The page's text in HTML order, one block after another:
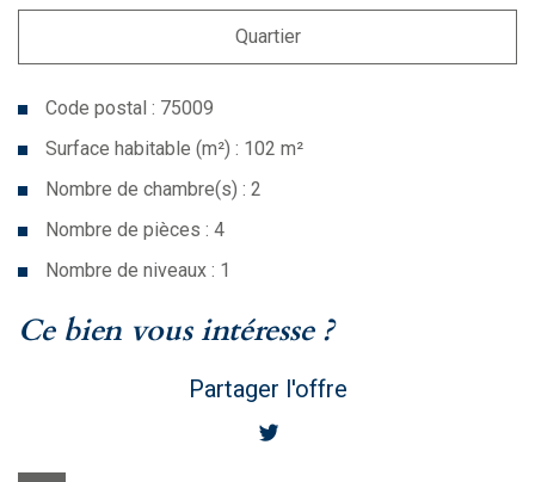
Quartier
Code postal : 75009
Surface habitable (m²) : 102 m²
Nombre de chambre(s) : 2
Nombre de pièces : 4
Nombre de niveaux : 1
la ville de paris (75009)
ce bien vous intéresse ?
Partager l'offre